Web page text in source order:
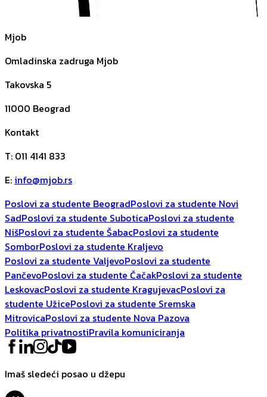
Mjob
Omladinska zadruga Mjob
Takovska 5
11000 Beograd
Kontakt
T: 011 4141 833
E: info@mjob.rs
Poslovi za studente BeogradPoslovi za studente Novi
SadPoslovi za studente SuboticaPoslovi za studente
NišPoslovi za studente ŠabacPoslovi za studente
SomborPoslovi za studente Kraljevo
Poslovi za studente ValjevoPoslovi za studente
PančevoPoslovi za studente ČačakPoslovi za studente
LeskovacPoslovi za studente KragujevacPoslovi za
studente UžicePoslovi za studente Sremska
MitrovicaPoslovi za studente Nova Pazova
Politika privatnostiPravila komuniciranja
Imaš sledeći posao u džepu